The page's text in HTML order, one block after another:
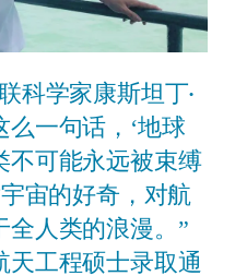
科学家康斯坦丁·
一句话，‘地球
不可能永远被束缚
宙的好奇，对航
全人类的浪漫。”
天工程硕士录取通